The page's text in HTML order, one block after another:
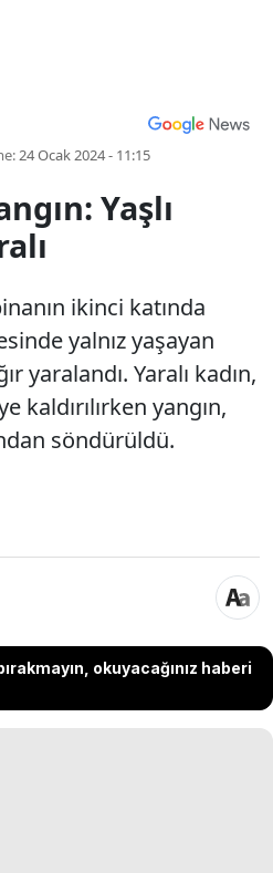
24 Ocak 2024 - 11:15
Yaşlı
ikinci katında
yalnız yaşayan
yaralandı. Yaralı kadın,
kaldırılırken yangın,
söndürüldü.
okuyacağınız haberi